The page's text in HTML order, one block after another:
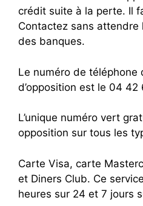
crédit suite à la perte. Il
Contactez sans attendre
des banques.
Le numéro de téléphone
d’opposition est le 04
L’unique numéro vert
opposition sur tous les
Carte Visa, carte
et Diners Club. Ce
heures sur 24 et 7 jours